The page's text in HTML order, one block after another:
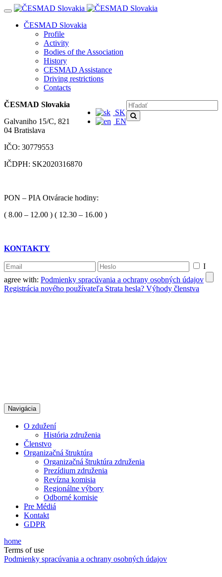
Navigácia
ČESMAD Slovakia
Profile
Activity
Bodies of the Association
History
CESMAD Assistance
Driving restrictions
Contacts
SK
EN
ČESMAD Slovakia
Galvaniho 15/C, 821
04 Bratislava
IČO: 30779553
IČDPH: SK2020316870
PON – PIA Otváracie hodiny:
( 8.00 – 12.00 ) ( 12.30 – 16.00 )
KONTAKTY
I
agree with: Podmienky spracúvania a ochrany osobných údajov
Registrácia nového používateľa Strata hesla? Výhody členstva
Navigácia
O zdužení
História združenia
Členstvo
Organizačná štruktúra
Organizačná štruktúra združenia
Prezídium združenia
Revízna komisia
Regionálne výbory
Odborné komisie
Pre Médiá
Kontakt
GDPR
home
Terms of use
Podmienky spracúvania a ochrany osobných údajov